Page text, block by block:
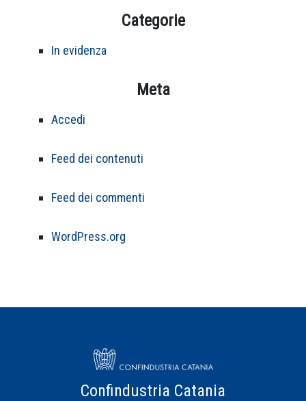
Categorie
In evidenza
Meta
Accedi
Feed dei contenuti
Feed dei commenti
WordPress.org
Confindustria Catania